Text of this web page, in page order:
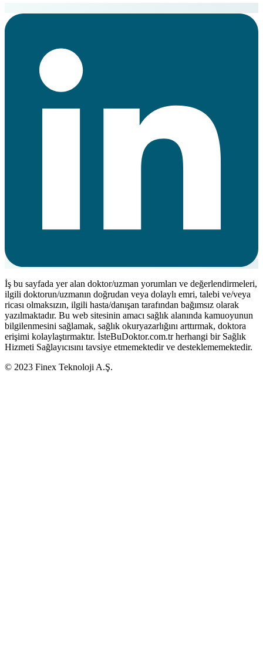
İş bu sayfada yer alan doktor/uzman yorumları ve değerlendirmeleri,
ilgili doktorun/uzmanın doğrudan veya dolaylı emri, talebi ve/veya
ricası olmaksızın, ilgili hasta/danışan tarafından bağımsız olarak
yazılmaktadır. Bu web sitesinin amacı sağlık alanında kamuoyunun
bilgilenmesini sağlamak, sağlık okuryazarlığını arttırmak, doktora
erişimi kolaylaştırmaktır. İsteBuDoktor.com.tr herhangi bir Sağlık
Hizmeti Sağlayıcısını tavsiye etmemektedir ve desteklememektedir.
© 2023 Finex Teknoloji A.Ş.